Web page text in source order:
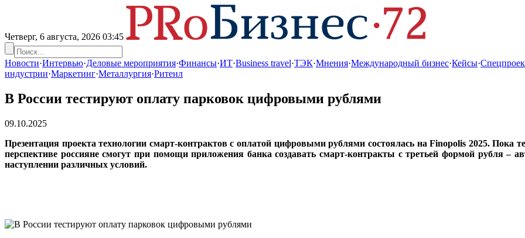
Четверг, 6 августа, 2026 03:45
Новости·Интервью·Деловые мероприятия·Финансы·ИТ·Business travel·ТЭК·Мнения·Международный бизнес·Кейсы·
индустрии·Маркетинг·Металлургия·Ритеил
В России тестируют оплату парковок цифровыми рублями
09.10.2025
Презентация проекта технологии смарт-контрактов с оплатой цифровыми рублями состоялась на Finopolis 2025. Пока
перспективе россияне смогут при помощи приложения банка создавать смарт-контракты с третьей формой рубля –
наступлении различных условий.